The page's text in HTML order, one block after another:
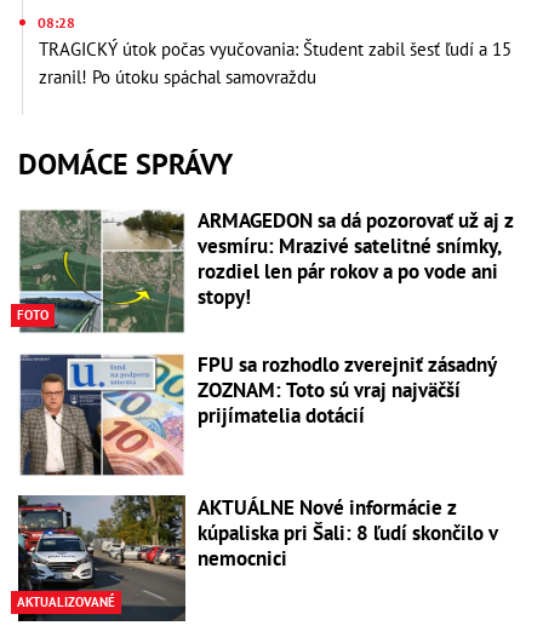
08:28
TRAGICKÝ útok počas vyučovania: Študent zabil šesť ľudí a 15
zranil! Po útoku spáchal samovraždu
DOMÁCE SPRÁVY
FOTO
ARMAGEDON sa dá pozorovať už aj z
vesmíru: Mrazivé satelitné snímky,
rozdiel len pár rokov a po vode ani
stopy!
FPU sa rozhodlo zverejniť zásadný
ZOZNAM: Toto sú vraj najväčší
prijímatelia dotácií
AKTUALIZOVANÉ
AKTUÁLNE Nové informácie z
kúpaliska pri Šali: 8 ľudí skončilo v
nemocnici